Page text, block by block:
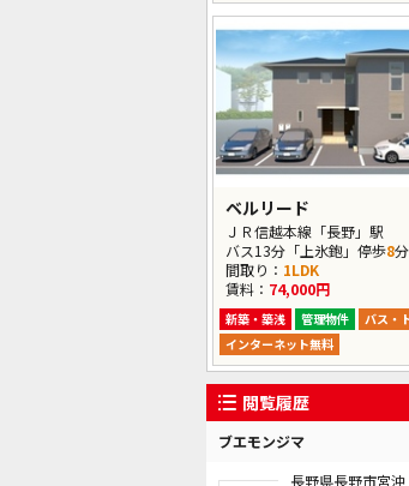
ベルリード
ＪＲ信越本線「長野」駅
バス13分「上氷鉋」停歩8分
間取り： 1LDK
賃料： 74,000円
新築・築浅 管理物件
バス・
インターネット無料
閲覧履歴
ブエモンジマ
長野県長野市宮沖